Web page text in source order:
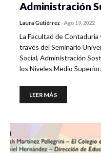
Administración
Laura Gutiérrez -Ago 19, 2022
La Facultad de
través del Seminario
Social, Administración
los Niveles Medio
LEER MÁS